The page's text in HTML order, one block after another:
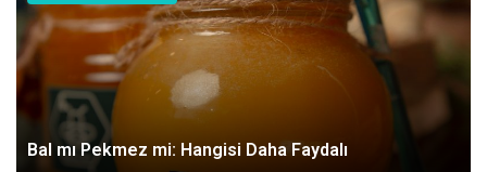
Bal mı Pekmez mi: Hangisi Daha Faydalı